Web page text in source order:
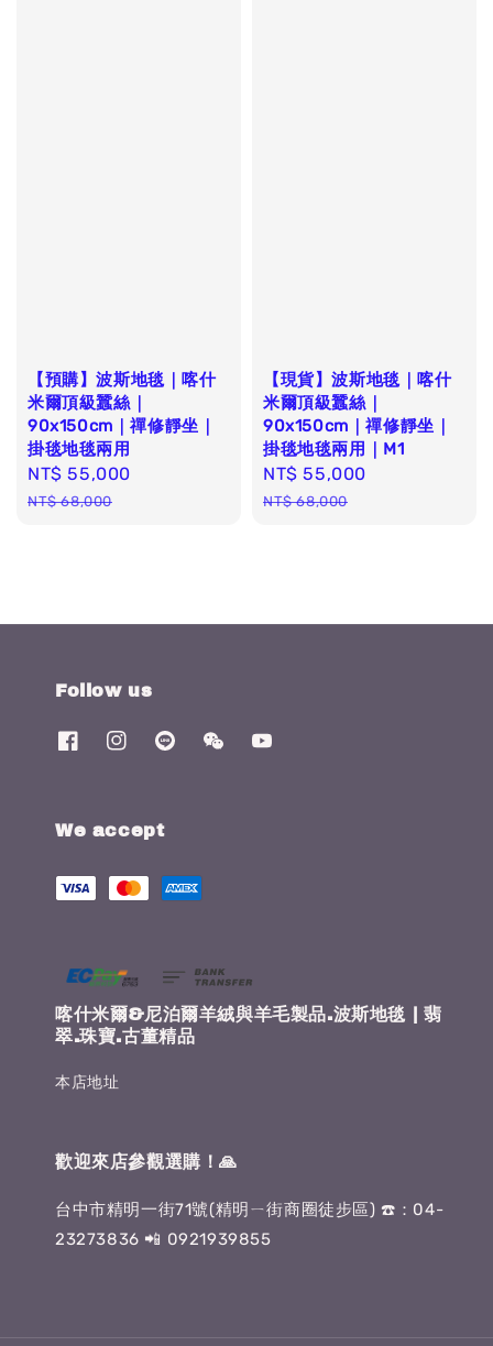
【預購】波斯地毯｜喀什
米爾頂級蠶絲｜
90x150cm｜禪修靜坐｜
掛毯地毯兩用
Sale
price
NT$ 55,000
NT$ 68,000
【現貨】波斯地毯｜喀什
米爾頂級蠶絲｜
90x150cm｜禪修靜坐｜
掛毯地毯兩用｜M1
Sale
price
NT$ 55,000
NT$ 68,000
Follow us
We accept
喀什米爾&尼泊爾羊絨與羊毛製品.波斯地毯 | 翡
翠.珠寶.古董精品
本店地址
歡迎來店參觀選購！🙏
台中市精明一街71號(精明ㄧ街商圈徒步區) ☎️：04-
23273836 📲 0921939855